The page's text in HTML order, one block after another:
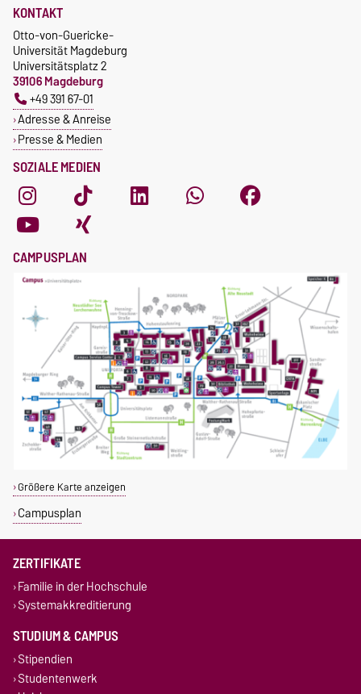
SOZIALE MEDIEN
KONTAKT
Otto-von-Guericke-
Universität Magdeburg
Universitätsplatz 2
39106 Magdeburg
+49 391 67-01
Adresse & Anreise
Presse & Medien
CAMPUSPLAN
Größere Karte anzeigen
Campusplan
ZERTIFIKATE
Familie in der Hochschule
Systemakkreditierung
STUDIUM & CAMPUS
Stipendien
Studentenwerk